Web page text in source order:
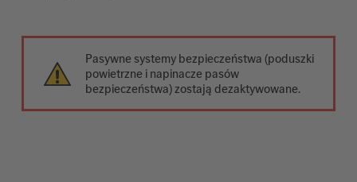
Pasywne systemy bezpieczeństwa (poduszki
powietrzne i napinacze pasów
bezpieczeństwa) zostają dezaktywowane.